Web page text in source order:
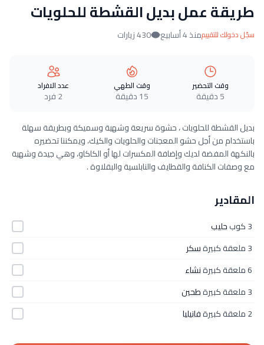
طريقة عمل بديل القشطة للحلويات
سجّل دخولك للتقييممنذ 4 أسابيع 430 زيارات
وقت التحضير
5 دقيقة
وقت الطهي
15 دقيقة
عدد الافراد
2 فرد
بديل القشطة للحلويات ، حشوة سريعة وشهية وسميكة وبطريقة سهلة
باستخدام من أجل حشو المعجنات والحلويات والكيك، ويمكننا تحضيره
بالنكهة المفضة لديك وإضافة المكسرات لها أو الكاكاو، وهي جيدة وشهية
مع وصفات الكنافة والقطايف والنابلسية والبقلاوة .
المقادير
3 كوب
حليب
3 ملعقة كبيرة
سكر
6 ملعقة كبيرة
نشاء
3 ملعقة كبيرة
طحين
2 ملعقة كبيرة
فانيليا